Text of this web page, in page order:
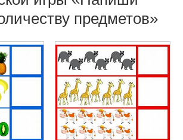
предметов»